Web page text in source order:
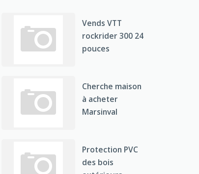
Vends VTT
rockrider 300 24
pouces
Cherche maison
à acheter
Marsinval
Protection PVC
des bois